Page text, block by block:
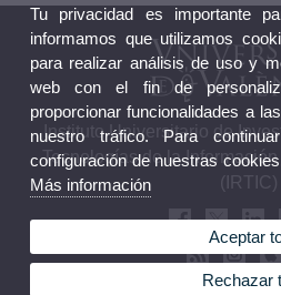
Instituto Universitario de
Tecnologías de la
(IRTIC)
Tu privacidad es importante
informamos que utilizamos
para realizar análisis de uso y
web con el fin de
proporcionar funcionalidades a
nuestro tráfico. Para
configuración de nuestras
Más información
Aceptar
Rechazar